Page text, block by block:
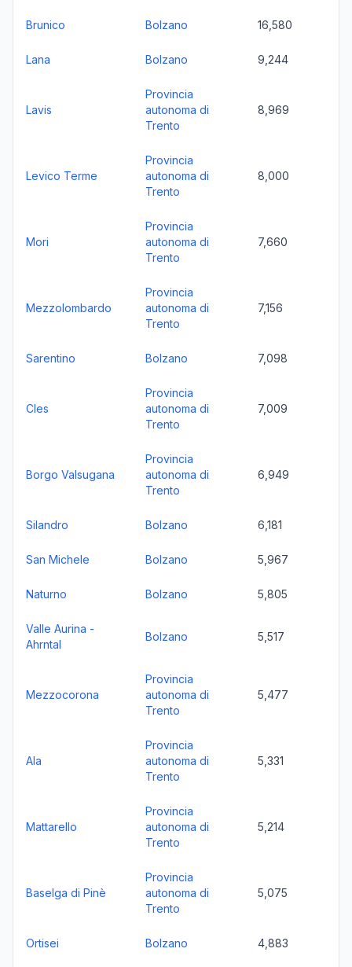
Brunico Bolzano 16,580
Lana Bolzano 9,244
Lavis
Provincia
autonoma di
Trento
8,969
Levico Terme
Provincia
autonoma di
Trento
8,000
Mori
Provincia
autonoma di
Trento
7,660
Mezzolombardo
Provincia
autonoma di
Trento
7,156
Sarentino Bolzano 7,098
Cles
Provincia
autonoma di
Trento
7,009
Borgo Valsugana
Provincia
autonoma di
Trento
6,949
Silandro Bolzano 6,181
San Michele Bolzano 5,967
Naturno Bolzano 5,805
Valle Aurina -
Ahrntal
Bolzano 5,517
Mezzocorona
Provincia
autonoma di
Trento
5,477
Ala
Provincia
autonoma di
Trento
5,331
Mattarello
Provincia
autonoma di
Trento
5,214
Baselga di Pinè
Provincia
autonoma di
Trento
5,075
Ortisei Bolzano 4,883